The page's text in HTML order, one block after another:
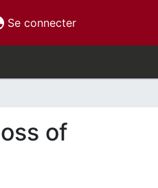
Se connecter(current)
of